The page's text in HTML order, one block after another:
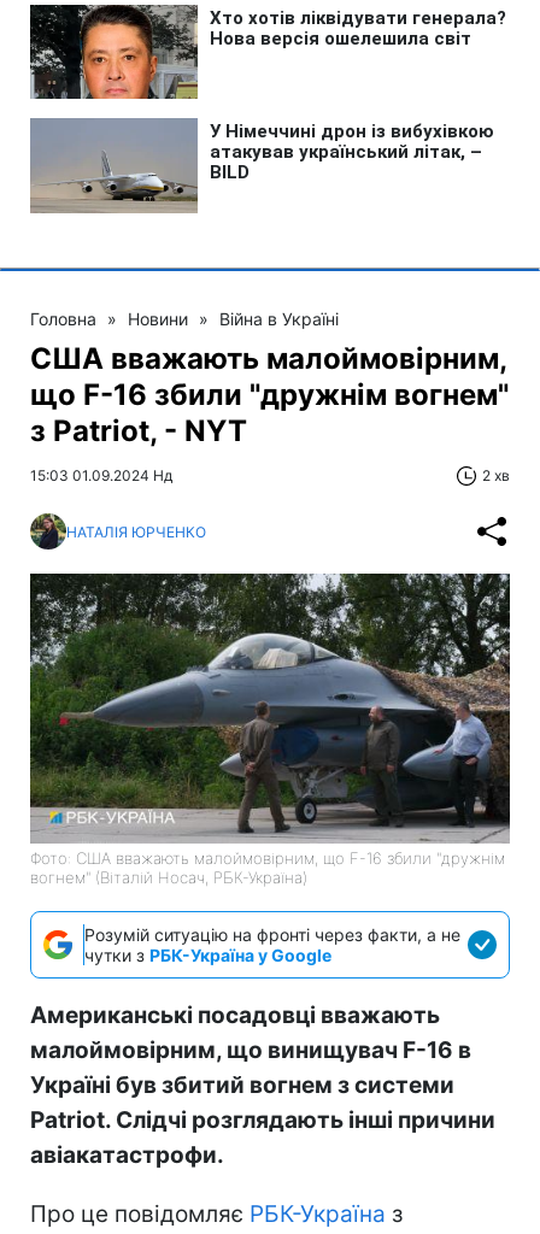
Головна » Новини » Війна в Україні
США вважають малоймовірним,
що F-16 збили "дружнім вогнем"
з Patriot, - NYT
15:03 01.09.2024 Нд 2 хв
НАТАЛІЯ ЮРЧЕНКО
Фото: США вважають малоймовірним, що F-16 збили "дружнім
вогнем" (Віталій Носач, РБК-Україна)
Розумій ситуацію на фронті через факти, а не
чутки з РБК-Україна у Google
Американські посадовці вважають
малоймовірним, що винищувач F-16 в
Україні був збитий вогнем з системи
Patriot. Слідчі розглядають інші причини
авіакатастрофи.
Про це повідомляє РБК-Україна з